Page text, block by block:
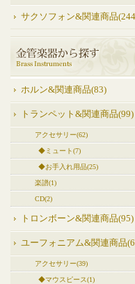
サクソフォン&関連商品
ホルン&関連商品(83)
トランペット&関連商品(99)
アクセサリー(62)
◆ミュート(7)
◆お手入れ用品(25)
楽譜(1)
CD(2)
トロンボーン&関連商品(95)
ユーフォニアム&関連商品
アクセサリー(39)
◆マウスピース(1)